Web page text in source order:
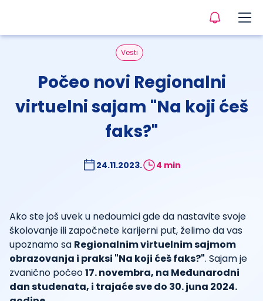
Vesti
Počeo novi Regionalni
virtuelni sajam "Na koji ćeš
faks?"
24.11.2023. 4 min
Ako ste još uvek u nedoumici gde da nastavite svoje
školovanje ili započnete karijerni put, želimo da vas
upoznamo sa Regionalnim virtuelnim sajmom
obrazovanja i praksi "Na koji ćeš faks?". Sajam je
zvanično počeo17. novembra, na Međunarodni
dan studenata, i trajaće sve do 30. juna 2024.